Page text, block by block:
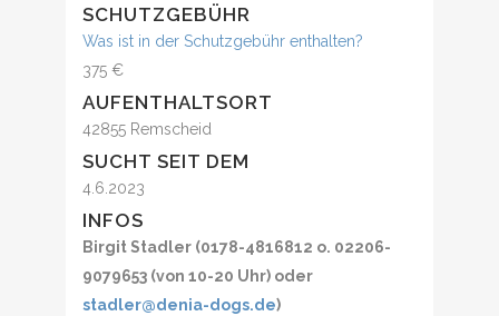
SCHUTZGEBÜHR
Was ist in der Schutzgebühr enthalten?
375 €
AUFENTHALTSORT
42855 Remscheid
SUCHT SEIT DEM
4.6.2023
INFOS
Birgit Stadler (0178-4816812 o. 02206-
9079653 (von 10-20 Uhr) oder
stadler@denia-dogs.de)